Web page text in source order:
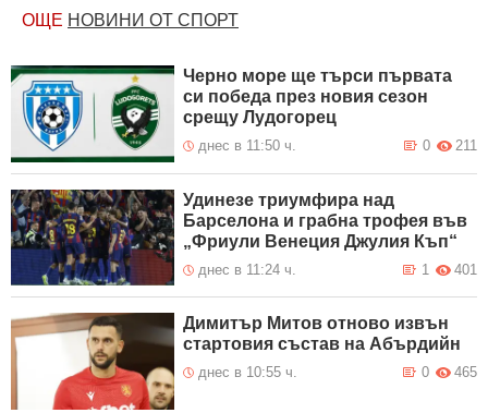
ОЩЕ НОВИНИ ОТ СПОРТ
Черно море ще търси първата
си победа през новия сезон
срещу Лудогорец
днес в 11:50 ч. 211
0
Удинезе триумфира над
Барселона и грабна трофея във
„Фриули Венеция Джулия Къп“
днес в 11:24 ч. 401
1
Димитър Митов отново извън
стартовия състав на Абърдийн
днес в 10:55 ч. 465
0